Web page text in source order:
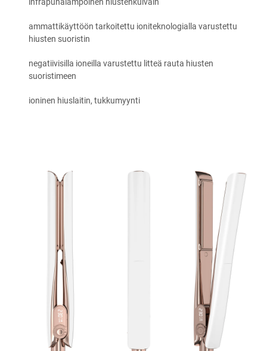
ammattikäyttöön tarkoitettu ioniteknologialla varustettu
hiusten suoristin
negatiivisilla ioneilla varustettu litteä rauta hiusten
suoristimeen
ioninen hiuslaitin, tukkumyynti